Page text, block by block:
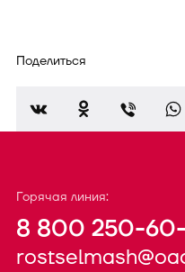
Поделиться
Горячая линия:
8 800 250-